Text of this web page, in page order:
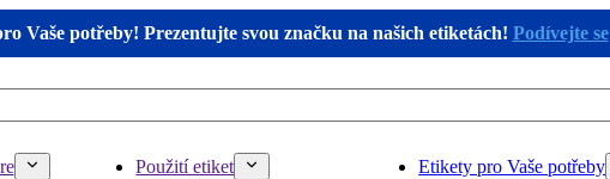
Vaše potřeby! Prezentujte svou značku na našich etiketách! Podívejte se
Použití etiket
Etikety pro Vaše potřeby